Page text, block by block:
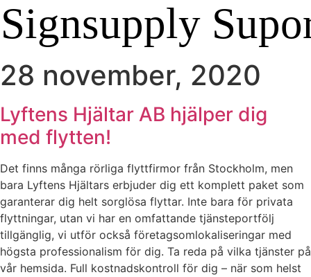
28 november, 2020
Lyftens Hjältar AB hjälper dig
med flytten!
Det finns många rörliga flyttfirmor från Stockholm, men
bara Lyftens Hjältars erbjuder dig ett komplett paket som
garanterar dig helt sorglösa flyttar. Inte bara för privata
flyttningar, utan vi har en omfattande tjänsteportfölj
tillgänglig, vi utför också företagsomlokaliseringar med
högsta professionalism för dig. Ta reda på vilka tjänster på
vår hemsida. Full kostnadskontroll för dig – när som helst